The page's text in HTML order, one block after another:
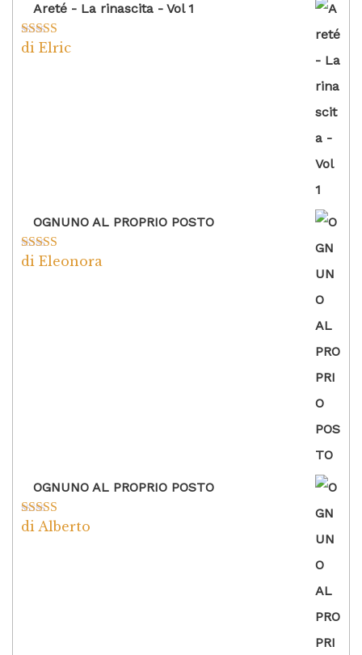
Areté - La rinascita - Vol 1
Valutato5
di Elric
OGNUNO AL PROPRIO POSTO
Valutato5su
di Eleonora
OGNUNO AL PROPRIO POSTO
Valutato5su
di Alberto